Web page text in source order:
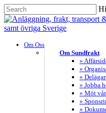
Skip
to
main
Close
Search
search
Menu
Om Oss
Om Sundfrakt
»
»
»
» Jobba
» Möt
»
»